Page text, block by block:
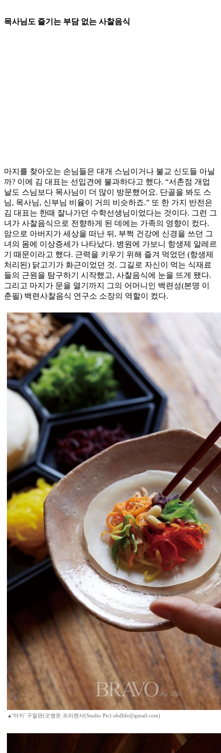
목사님도 즐기는 부담 없는 사찰음식
마지를 찾아오는 손님들은 대개 스님이거나 불교 신도들 아닐
까? 이에 김 대표는 선입견에 불과하다고 했다. “서촌점 개업
날도 스님보다 목사님이 더 많이 방문했어요. 단골을 봐도 스
님, 목사님, 신부님 비율이 거의 비슷하죠.” 또 한 가지 반전은
김 대표는 한때 잘나가던 수학선생님이었다는 것이다. 그런 그
녀가 사찰음식으로 전향하게 된 데에는 가족의 영향이 컸다.
암으로 아버지가 세상을 떠난 뒤, 부쩍 건강에 신경을 쓰던 그
녀의 몸에 이상증세가 나타났다. 병원에 가보니 항생제 알레르
기 때문이라고 했다. 근력을 키우기 위해 즐겨 먹었던 (항생제
처리된) 닭고기가 화근이었던 것. 그길로 자신이 먹는 식재료
들의 근원을 탐구하기 시작했고, 사찰음식에 눈을 뜨게 됐다.
그리고 마지가 문을 열기까지 그의 어머니인 백련성(본명 이
춘필) 백련사찰음식 연구소 소장의 역할이 컸다.
▲'마지' 구절판(오병돈 프리랜서(Studio Pic) obdlife@gmail.com)